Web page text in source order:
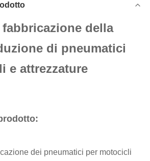
della
di pneumatici
e attrezzature
dei pneumatici per motocicli